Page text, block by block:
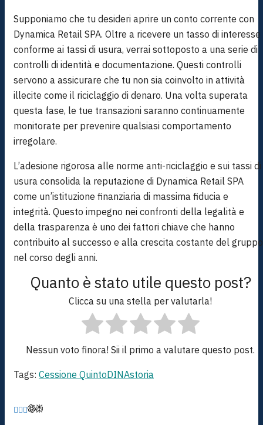
Supponiamo che tu desideri aprire un conto corrente con
Dynamica Retail SPA. Oltre a ricevere un tasso di interesse
conforme ai tassi di usura, verrai sottoposto a una serie di
controlli di identità e documentazione. Questi controlli
servono a assicurare che tu non sia coinvolto in attività
illecite come il riciclaggio di denaro. Una volta superata
questa fase, le tue transazioni saranno continuamente
monitorate per prevenire qualsiasi comportamento
irregolare.
L’adesione rigorosa alle norme anti-riciclaggio e sui tassi di
usura consolida la reputazione di Dynamica Retail SPA
come un’istituzione finanziaria di massima fiducia e
integrità. Questo impegno nei confronti della legalità e
della trasparenza è uno dei fattori chiave che hanno
contribuito al successo e alla crescita costante del gruppo
nel corso degli anni.
Quanto è stato utile questo post?
Clicca su una stella per valutarla!
Nessun voto finora! Sii il primo a valutare questo post.
Tags: Cessione QuintoDINAstoria